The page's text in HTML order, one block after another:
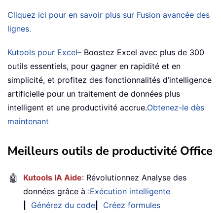
Cliquez ici pour en savoir plus sur Fusion avancée des
lignes.
Kutools pour Excel– Boostez Excel avec plus de 300
outils essentiels, pour gagner en rapidité et en
simplicité, et profitez des fonctionnalités d’intelligence
artificielle pour un traitement de données plus
intelligent et une productivité accrue.Obtenez-le dès
maintenant
Meilleurs outils de productivité Office
🤖 Kutools IA Aide: Révolutionnez Analyse des
données grâce à :Exécution intelligente
Générez du code
Créez formules